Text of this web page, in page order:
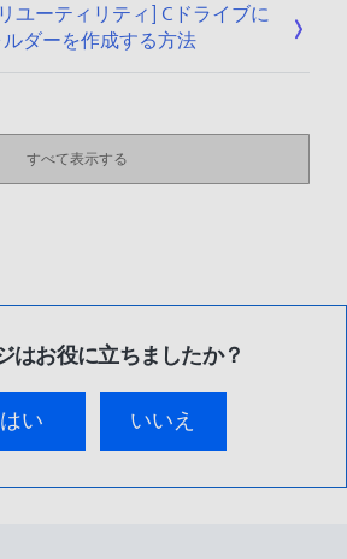
ユーティリティ] Cドライブに
ダーを作成する方法
すべて表示する
はお役に立ちましたか？
はい いいえ